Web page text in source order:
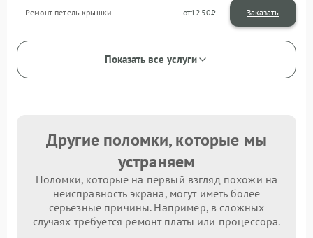
Ремонт петель крышки 1250
Показать все услуги
Другие поломки, которые мы
устраняем
Поломки, которые на первый взгляд похожи на
неисправность экрана, могут иметь более
серьезные причины. Например, в сложных
случаях требуется ремонт платы или процессора.